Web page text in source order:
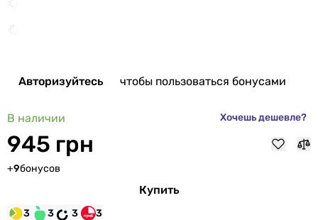
Авторизуйтесь чтобы пользоваться бонусами
В наличии Хочешь дешевле?
945 грн
+9бонусов
Купить
3 3 3 3